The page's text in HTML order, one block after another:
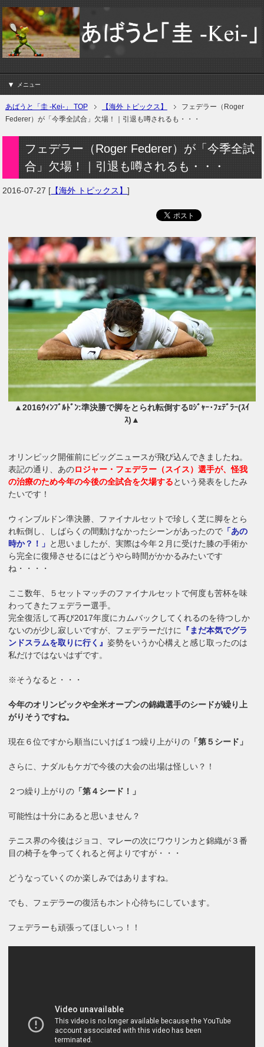
メニュー
あばうと「圭 -Kei-」 TOP 【海外 トピックス】
フェデラー（Roger
Federer）が「今季全試合」欠場！｜引退も噂されるも・・・
フェデラー（Roger Federer）が「今季全試
合」欠場！｜引退も噂されるも・・・
2016-07-27 [ 【海外 トピックス】]
▲2016ｳｨﾝﾌﾞﾙﾄﾞﾝ:準決勝で脚をとられ転倒するﾛｼﾞｬｰ･ﾌｪﾃﾞﾗｰ(ｽｲ
ｽ)▲
オリンピック開催前にビッグニュースが飛び込んできましたね。
表記の通り、あのロジャー・フェデラー（スイス）選手が、怪我
の治療のため今年の今後の全試合を欠場するという発表をしたみ
たいです！
ウィンブルドン準決勝、ファイナルセットで珍しく芝に脚をとら
れ転倒し、しばらくの間動けなかったシーンがあったので 「あの
時か？！」 と思いましたが、実際は今年２月に受けた膝の手術か
ら完全に復帰させるにはどうやら時間がかかるみたいです
ね・・・・
ここ数年、５セットマッチのファイナルセットで何度も苦杯を味
わってきたフェデラー選手。
完全復活して再び2017年度にカムバックしてくれるのを待つしか
ないのが少し寂しいですが、フェデラーだけに
『まだ本気でグラ
ンドスラムを取りに行く』姿勢をいうか心構えと感じ取ったのは
私だけではないはずです。
※そうなると・・・
今年のオリンピックや全米オープンの錦織選手のシードが繰り上
がりそうですね。
現在６位ですから順当にいけば１つ繰り上がりの 「第５シード」
さらに、ナダルもケガで今後の大会の出場は怪しい？！
２つ繰り上がりの 「第４シード！」
可能性は十分にあると思いません？
テニス界の今後はジョコ、マレーの次にワウリンカと錦織が３番
目の椅子を争ってくれると何よりですが・・・
どうなっていくのか楽しみではありますね。
でも、フェデラーの復活もホント心待ちにしています。
フェデラーも頑張ってほしいっ！！